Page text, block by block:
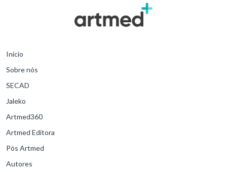
Início
Sobre nós
SECAD
Jaleko
Artmed360
Artmed Editora
Pós Artmed
Autores